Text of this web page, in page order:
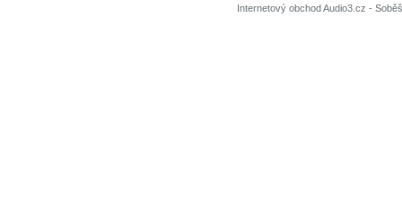
Internetový obchod Audio3.cz -